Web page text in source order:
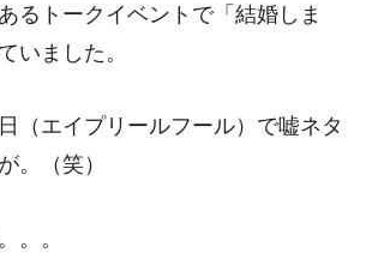
るトークイベントで「結婚しま
いました。
（エイプリールフール）で嘘ネタ
。（笑）
。。